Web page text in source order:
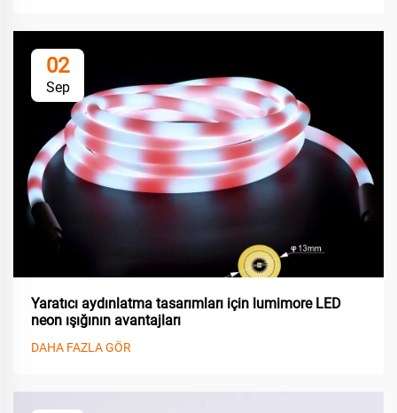
02
Sep
Yaratıcı aydınlatma tasarımları için lumimore LED
neon ışığının avantajları
DAHA FAZLA GÖR